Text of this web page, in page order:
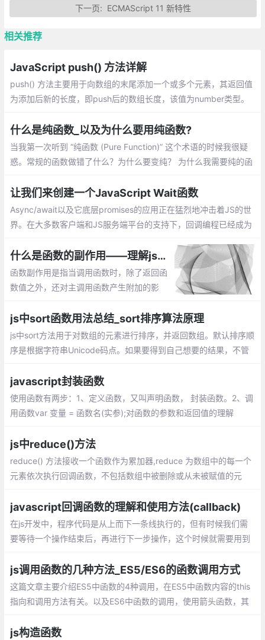
下一页: ECMAScript 11 新特性
相关推荐
JavaScript push() 方法详解
push() 方法主要用于向数组的末尾添加一个或多个元素，其返回值
为添加后新的长度，即push后的数组长度，该值为number类型。
上、在对象使用push
什么是纯函数_以及为什么要用纯函数?
当我第一次听到 “纯函数 (Pure Function)” 这个术语的时候我很疑
惑。常规的函数做错了什么？为什么要变纯？ 为什么我需要纯的函
让我们来创建一个JavaScript Wait函数
Async/await以及它底层promises的应用正在猛烈地冲击着JS的世
界。在大多数客户端和JS服务端平台的支持下，回调编程已经成为
什么是函数的副作用——理解js编程中函数的副作用
函数副作用是指当调用函数时，除了返回函
数值之外，还对主调用函数产生附加的影
值，而且还做了其他的事情
js中sort函数用法总结_sort排序算法原理
js中sort方法用于对数组的元素进行排序，并返回数组。默认排序顺
序是根据字符串Unicode码点。如果要得到自己想要的结果，不管
小，然后返回一个用于说明这两个值的相对顺序的数字
javascript封装函数
使用函数有两步：1、定义函数，又叫声明函数， 封装函数。2、调
用函数var 变量 = 函数名(实参);对函数的参数和返回值的理解
js中reduce()方法
reduce() 方法接收一个函数作为累加器,reduce 为数组中的每一个
元素依次执行回调函数，不包括数组中被删除或从未被赋值的元
值，当前索引，原数组。
javascript回调函数的理解和使用方法(callback)
在js开发中，程序代码是从上而下一条线执行的，但有时候我们需
要等待一个操作结束后，再进行下一步操作，这个时候就需要用到
()构造函数创建的Function对象。
js调用函数的几种方法_ES5/ES6的函数调用方式
这篇文章主要介绍ES5中函数的4种调用，在ES5中函数内容的this
指向和调用方法有关。以及ES6中函数的调用，使用箭头函数，其
js构造函数